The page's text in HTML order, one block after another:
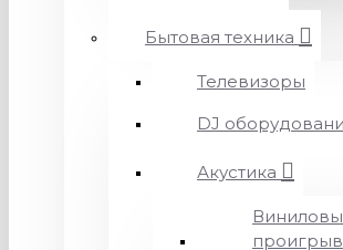
Бытовая техника
Телевизоры
DJ
Акустика